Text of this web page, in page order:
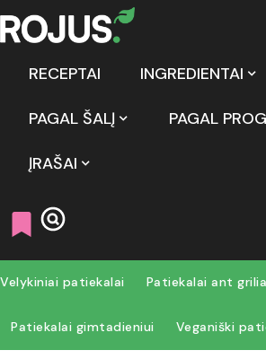
RECEPTAI INGREDIENTAI
PAGAL ŠALĮ PAGAL
ĮRAŠAI
Velykiniai patiekalai Patiekalai ant
Patiekalai gimtadieniui Veganiški